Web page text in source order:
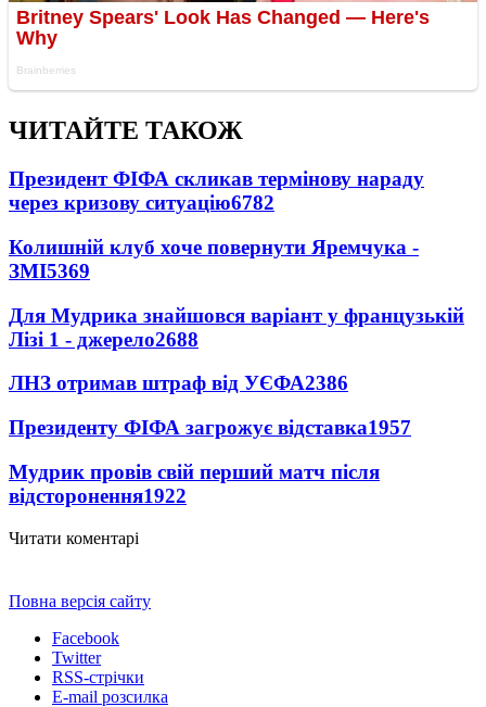
ЧИТАЙТЕ ТАКОЖ
Президент ФІФА скликав термінову нараду
через кризову ситуацію6782
Колишній клуб хоче повернути Яремчука -
ЗМІ5369
Для Мудрика знайшовся варіант у французькій
Лізі 1 - джерело2688
ЛНЗ отримав штраф від УЄФА2386
Президенту ФІФА загрожує відставка1957
Мудрик провів свій перший матч після
відсторонення1922
Читати коментарі
Повна версія сайту
Facebook
Twitter
RSS-стрічки
E-mail розсилка